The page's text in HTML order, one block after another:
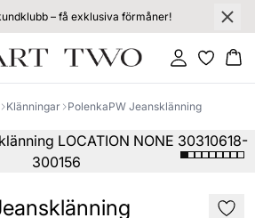
– få exklusiva förmåner!
Logga in
Klänningar PolenkaPW Jeansklänning